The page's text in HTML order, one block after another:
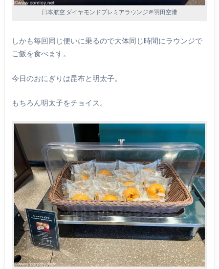
日本航空 ダイヤモンドプレミアラウンジ＠羽田空港
しかも毎回同じ便いに乗るので大体同じ時間にラウンジで
ご飯を食べます。
今日のおにぎりは昆布と明太子。
もちろん明太子をチョイス。